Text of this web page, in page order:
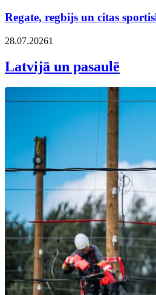
Regate, regbijs un citas
28.07.20261
Latvijā un pasaulē